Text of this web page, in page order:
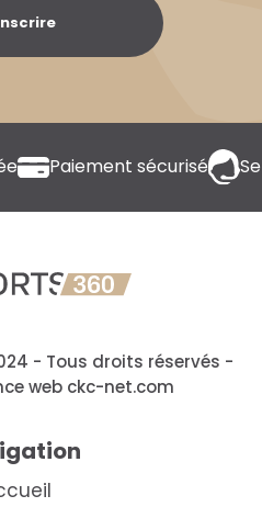
Paiement sécurisé
- Tous droits réservés -
web ckc-net.com